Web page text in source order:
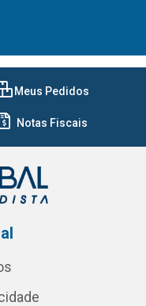
Meus Pedidos
Notas Fiscais